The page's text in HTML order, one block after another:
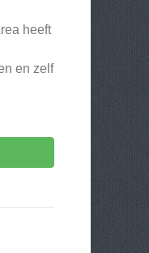
heeft
en zelf